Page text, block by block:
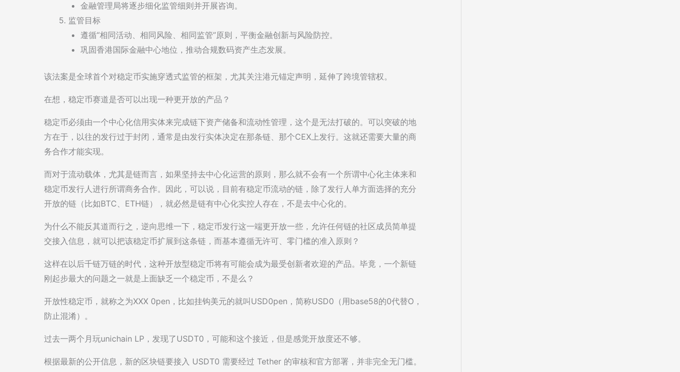
金融管理局将逐步细化监管细则并开展咨询。
监管目标
遵循“相同活动、相同风险、相同监管”原则，平衡金融创新与风险防控。
巩固香港国际金融中心地位，推动合规数码资产生态发展。
该法案是全球首个对稳定币实施穿透式监管的框架，尤其关注港元锚定声明，延伸了跨境管辖权。
在想，稳定币赛道是否可以出现一种更开放的产品？
稳定币必须由一个中心化信用实体来完成链下资产储备和流动性管理，这个是无法打破的。可以突破的地
方在于，以往的发行过于封闭，通常是由发行实体决定在那条链、那个CEX上发行。这就还需要大量的商
务合作才能实现。
而对于流动载体，尤其是链而言，如果坚持去中心化运营的原则，那么就不会有一个所谓中心化主体来和
稳定币发行人进行所谓商务合作。因此，可以说，目前有稳定币流动的链，除了发行人单方面选择的充分
开放的链（比如BTC、ETH链），就必然是链有中心化实控人存在，不是去中心化的。
为什么不能反其道而行之，逆向思维一下，稳定币发行这一端更开放一些，允许任何链的社区成员简单提
交接入信息，就可以把该稳定币扩展到这条链，而基本遵循无许可、零门槛的准入原则？
这样在以后千链万链的时代，这种开放型稳定币将有可能会成为最受创新者欢迎的产品。毕竟，一个新链
刚起步最大的问题之一就是上面缺乏一个稳定币，不是么？
开放性稳定币，就称之为XXX 0pen，比如挂钩美元的就叫USD0pen，简称USD0（用base58的0代替O，
防止混淆）。
过去一两个月玩unichain LP，发现了USDT0，可能和这个接近，但是感觉开放度还不够。
根据最新的公开信息，新的区块链要接入 USDT0 需要经过 Tether 的审核和官方部署，并非完全无门槛。